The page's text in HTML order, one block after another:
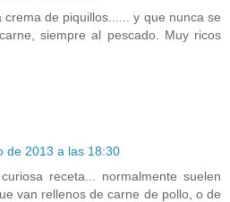
crema de piquillos...... y que nunca se
siempre al pescado. Muy ricos
de 2013 a las 18:30
receta... normalmente suelen
van rellenos de carne de pollo, o de